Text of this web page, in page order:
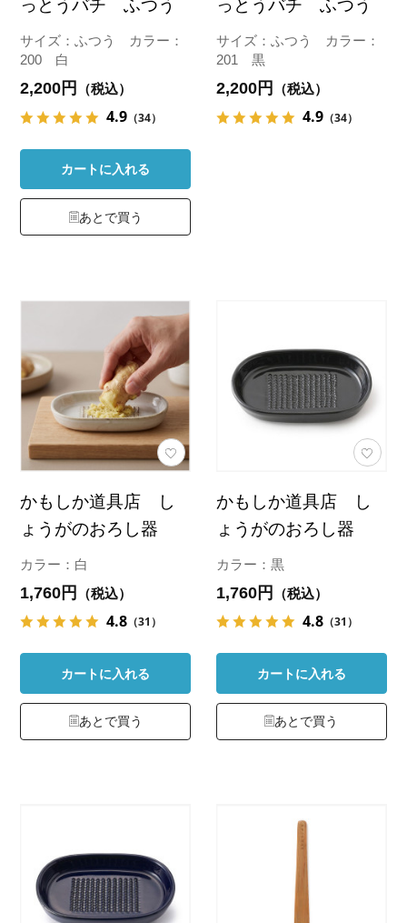
っとうバチ ふつう
サイズ：ふつう カラー：
200 白
2,200円 （税込）
4.9 （34）
カートに入れる
あとで買う
っとうバチ ふつう
サイズ：ふつう カラー：
201 黒
2,200円 （税込）
4.9 （34）
かもしか道具店 し
ょうがのおろし器
カラー：白
1,760円 （税込）
4.8 （31）
カートに入れる
あとで買う
かもしか道具店 し
ょうがのおろし器
カラー：黒
1,760円 （税込）
4.8 （31）
カートに入れる
あとで買う